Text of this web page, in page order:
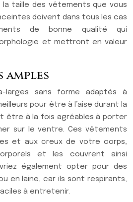
taille des vêtements que vous
doivent dans tous les cas
de bonne qualité qui
et mettront en valeur
amples
larges sans forme adaptés à
pour être à l’aise durant la
être à la fois agréables à porter
sur le ventre. Ces vêtements
et aux creux de votre corps,
et les couvrent ainsi
également opter pour des
en laine, car ils sont respirants,
à entretenir.